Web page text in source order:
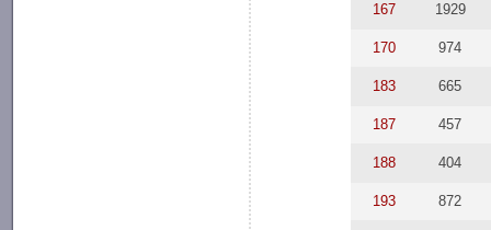
167 1929
170 974
183 665
187 457
188 404
193 872